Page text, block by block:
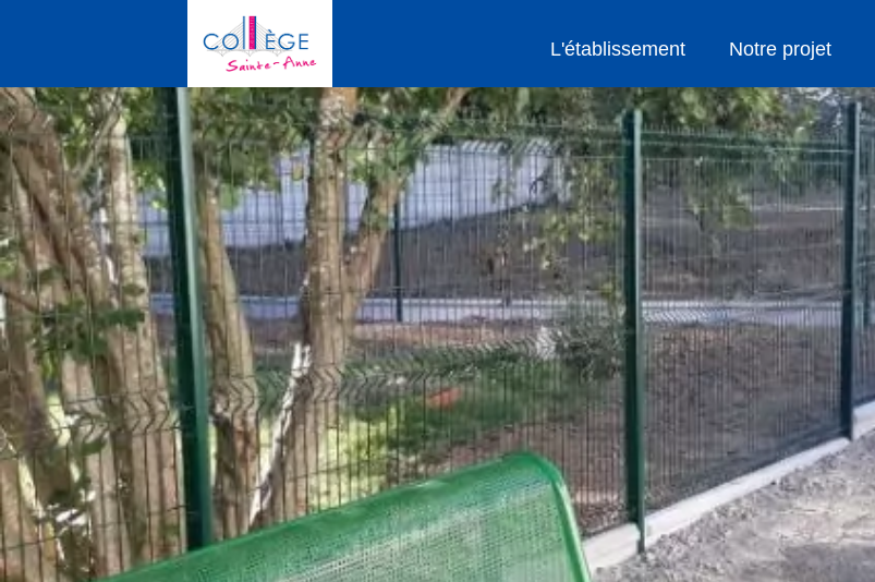
L'établissement Notre projet